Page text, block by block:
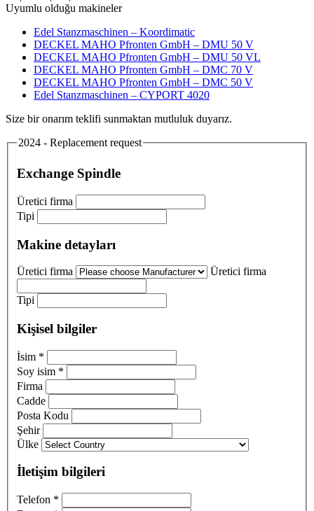
Uyumlu olduğu makineler
Edel Stanzmaschinen – Koordimatic
DECKEL MAHO Pfronten GmbH – DMU 50 V
DECKEL MAHO Pfronten GmbH – DMU 50 VL
DECKEL MAHO Pfronten GmbH – DMC 70 V
DECKEL MAHO Pfronten GmbH – DMC 50 V
Edel Stanzmaschinen – CYPORT 4020
Size bir onarım teklifi sunmaktan mutluluk duyarız.
2024 - Replacement request
Exchange Spindle
Üretici firma
Tipi
Makine detayları
Üretici firma Üretici firma
Tipi
Kişisel bilgiler
İsim *
Soy isim *
Firma
Cadde
Posta Kodu
Şehir
Ülke
İletişim bilgileri
Telefon *